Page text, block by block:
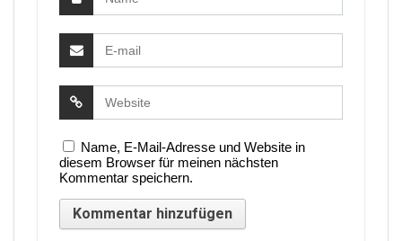
Name, E-Mail-Adresse und Website in
diesem Browser für meinen nächsten
Kommentar speichern.